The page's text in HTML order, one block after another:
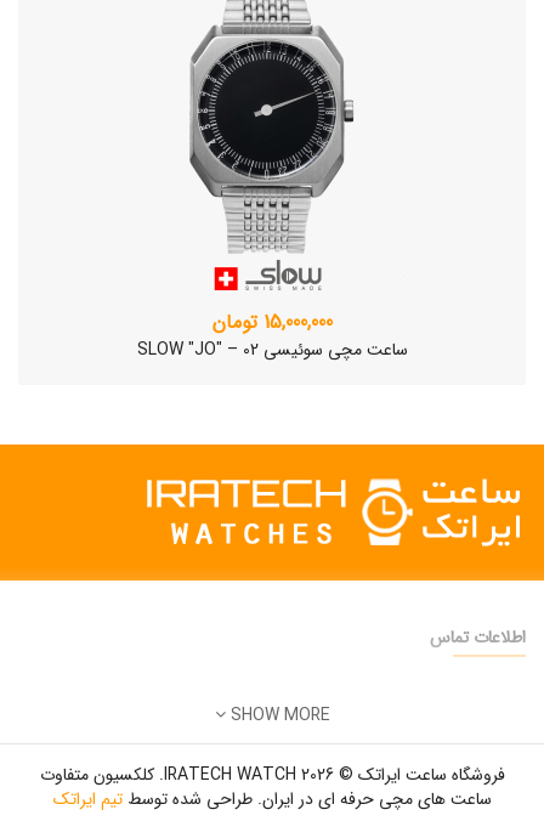
15,000,000 تومان
ساعت مچی سوئیسی SLOW "JO" – 02
ساعت مچی سوئیسی SLOW "AM/PM" – 01..
12,500,000 تومان
اطلاعات تماس
ایمیل:
زمان کاری:8 صبح تا 5 عصر
SHOW MORE
فروشگاه ساعت ایراتک © 2026 IRATECH WATCH. کلکسیون متفاوت
ساعت های مچی حرفه ای در ایران. طراحی شده توسطتیم ایراتک